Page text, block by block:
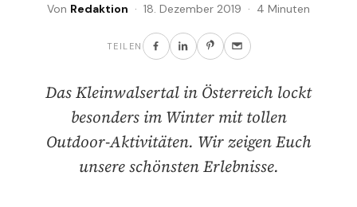
Von Redaktion · 18. Dezember 2019 · 4 Minuten
TEILEN
Das Kleinwalsertal in Österreich lockt
besonders im Winter mit tollen
Outdoor-Aktivitäten. Wir zeigen Euch
unsere schönsten Erlebnisse.